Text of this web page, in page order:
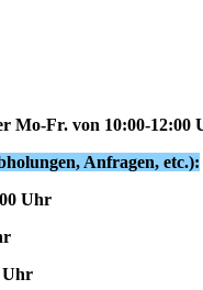
Mo-Fr. von 10:00-
Anfragen, etc.):
Uhr
Uhr